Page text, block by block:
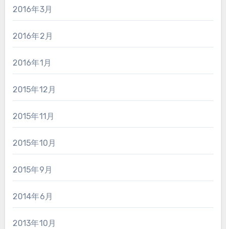
2016年3月
2016年2月
2016年1月
2015年12月
2015年11月
2015年10月
2015年9月
2014年6月
2013年10月